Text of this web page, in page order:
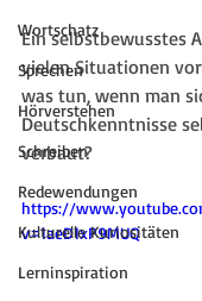
Wortschatz
Sprechen
Hörverstehen
Schreiben
Redewendungen
Kulturelle Kuriositäten
Lerninspiration
Ein selbstbewusstes
vielen Situationen
was tun, wenn man
Deutschkenntnisse
verbaut?
https://
v=1aeD1xP9MUQ